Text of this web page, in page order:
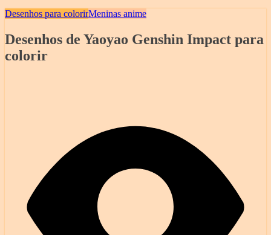
Desenhos para colorirMeninas anime
Desenhos de Yaoyao Genshin Impact para
colorir